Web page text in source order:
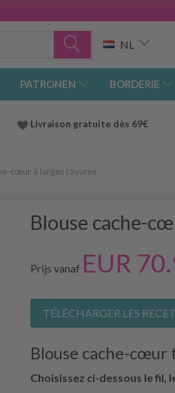
NL
PATRONEN BORDERIE
Livraison gratuite dès 69€
cœur à larges rayures
Blouse cache-
Prijs vanaf EUR
TÉLÉCHARGER LES
Blouse cache-cœur
Choisissez ci-dessous le fil,